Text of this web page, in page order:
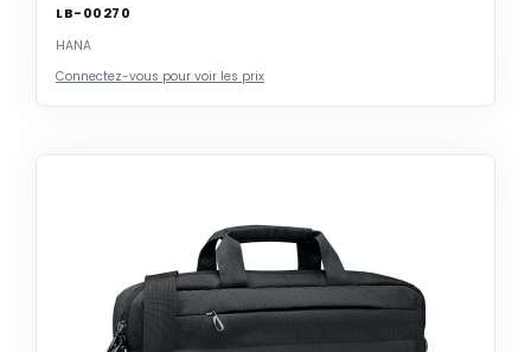
LB-00270
HANA
Connectez-vous pour voir les prix